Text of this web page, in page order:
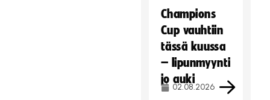
Champions
Cup vauhtiin
tässä kuussa
– lipunmyynti
jo auki
02.08.2026